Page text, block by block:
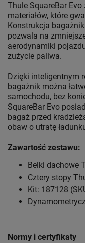
Thule SquareBar Evo
materiałów, które
Konstrukcja
pozwala na
aerodynamiki
zużycie paliwa.
Dzięki inteligentnym
bagażnik można
samochodu, bez
SquareBar Evo
bagaż przed
obaw o utratę
Zawartość zestawu:
Belki dachowe
Cztery stopy
Kit: 187128
Normy i certyfikaty